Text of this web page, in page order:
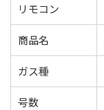
リモコン
商品名
ガス種
号数